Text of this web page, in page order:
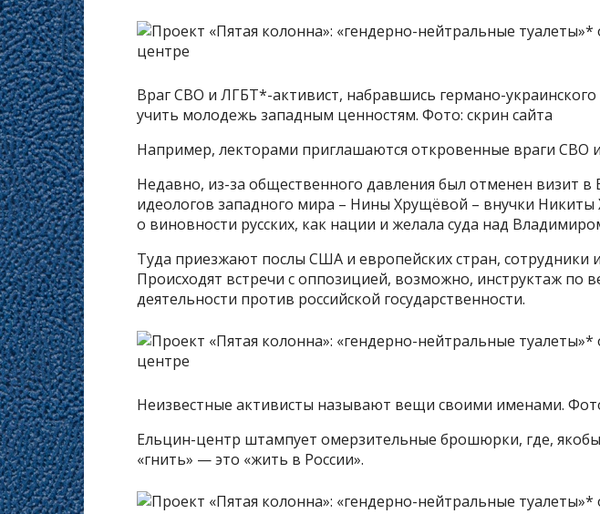
Враг СВО и ЛГБТ*-активист, набравшись германо-
учить молодежь западным ценностям. Фото: скрин сайта
Например, лекторами приглашаются откровенные враги СВО
Недавно, из-за общественного давления был отменен визит в
идеологов западного мира – Нины Хрущёвой – внучки Никиты
о виновности русских, как нации и желала суда над
Туда приезжают послы США и европейских стран, сотрудники
Происходят встречи с оппозицией, возможно, инструктаж по
деятельности против российской государственности.
Неизвестные активисты называют вещи своими именами.
Ельцин-центр штампует омерзительные брошюрки, где,
«гнить» — это «жить в России».